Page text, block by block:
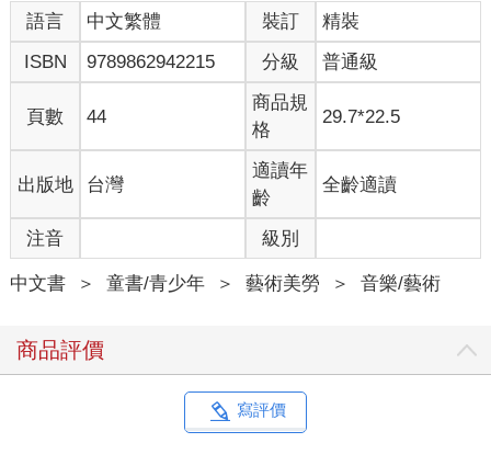
語言 中文繁體 裝訂
精裝
ISBN
9789862942215 分級 普通級
頁數 44
商品規
格
29.7*22.5
出版地 台灣
適讀年
齡
全齡適讀
注音 級別
中文書 ＞ 童書/青少年 ＞ 藝術美勞 ＞ 音樂/藝術
商品評價
寫評價